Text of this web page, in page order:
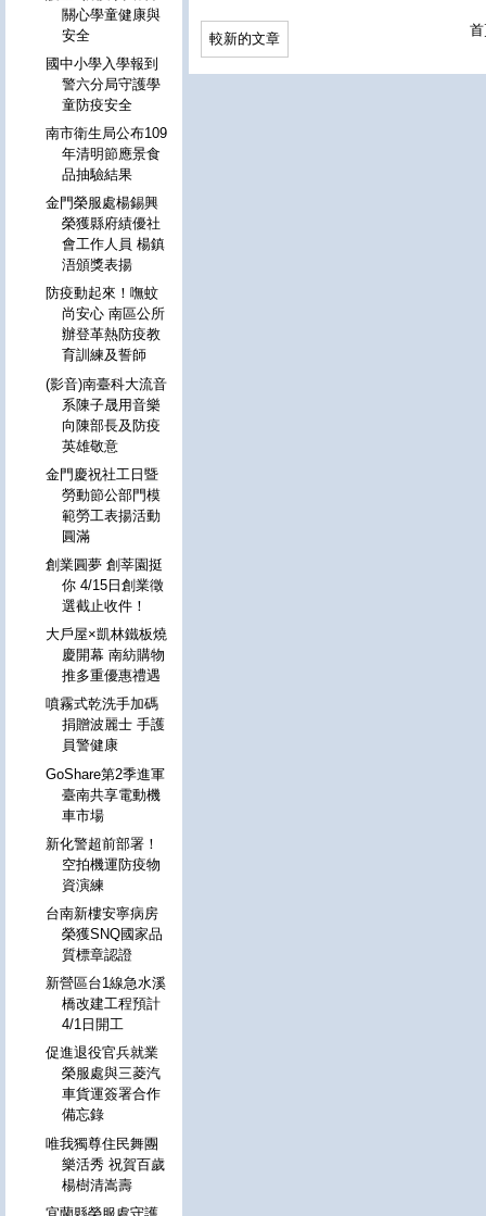
較新的文章
關心學童健康與
安全
國中小學入學報到
警六分局守護學
童防疫安全
南市衛生局公布109
年清明節應景食
品抽驗結果
金門榮服處楊錫興
榮獲縣府績優社
會工作人員 楊鎮
浯頒獎表揚
防疫動起來！嘸蚊
尚安心 南區公所
辦登革熱防疫教
育訓練及誓師
(影音)南臺科大流音
系陳子晟用音樂
向陳部長及防疫
英雄敬意
金門慶祝社工日暨
勞動節公部門模
範勞工表揚活動
圓滿
創業圓夢 創莘園挺
你 4/15日創業徵
選截止收件！
大戶屋×凱林鐵板燒
慶開幕 南紡購物
推多重優惠禮遇
噴霧式乾洗手加碼
捐贈波麗士 手護
員警健康
GoShare第2季進軍
臺南共享電動機
車市場
新化警超前部署！
空拍機運防疫物
資演練
台南新樓安寧病房
榮獲SNQ國家品
質標章認證
新營區台1線急水溪
橋改建工程預計
4/1日開工
促進退役官兵就業
榮服處與三菱汽
車貨運簽署合作
備忘錄
唯我獨尊住民舞團
樂活秀 祝賀百歲
楊樹清嵩壽